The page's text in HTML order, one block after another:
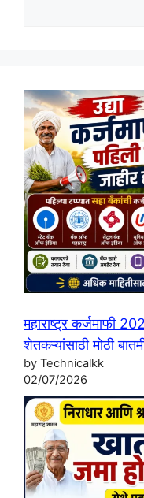
महाराष्ट्र कर्जमाफी
शेतकऱ्यांसाठी मोठी
by Technicalkk
02/07/2026